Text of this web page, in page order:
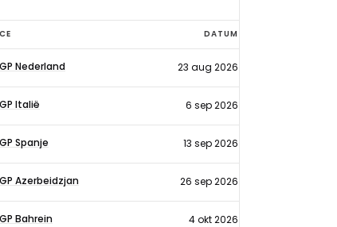
DATUM
GP Nederland 23 aug 2026
GP Italië 6 sep 2026
GP Spanje 13 sep 2026
GP Azerbeidzjan 26 sep 2026
GP Bahrein 4 okt 2026